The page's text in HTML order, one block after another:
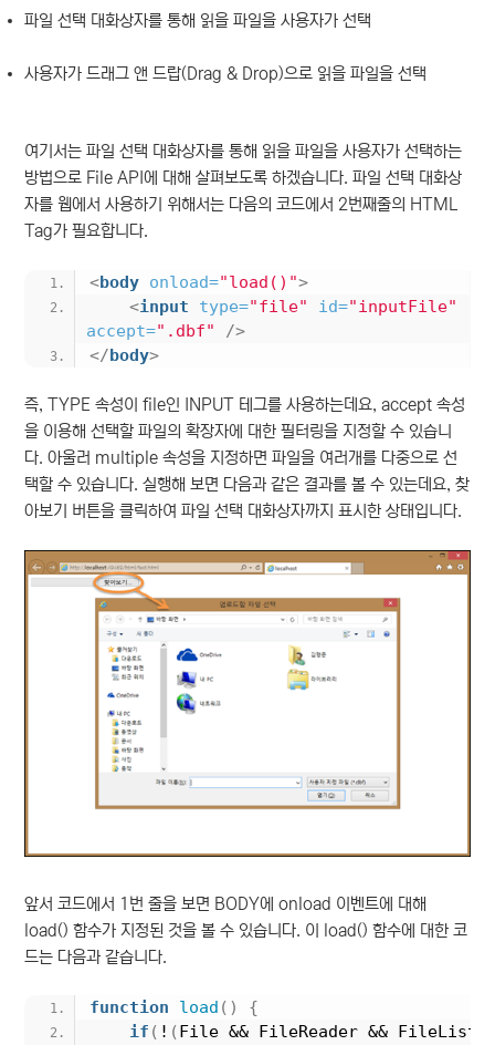
파일 선택 대화상자를 통해 읽을 파일을 사용자가 선택
사용자가 드래그 앤 드랍(Drag & Drop)으로 읽을 파일을 선택
여기서는 파일 선택 대화상자를 통해 읽을 파일을 사용자가 선택하는
방법으로 File API에 대해 살펴보도록 하겠습니다. 파일 선택 대화상
자를 웹에서 사용하기 위해서는 다음의 코드에서 2번째줄의 HTML
Tag가 필요합니다.
<body onload="load()">
<input type="file" id="inputFile"
accept=".dbf"
/>
</body>
즉, TYPE 속성이 file인 INPUT 테그를 사용하는데요, accept 속성
을 이용해 선택할 파일의 확장자에 대한 필터링을 지정할 수 있습니
다. 아울러 multiple 속성을 지정하면 파일을 여러개를 다중으로 선
택할 수 있습니다. 실행해 보면 다음과 같은 결과를 볼 수 있는데요, 찾
아보기 버튼을 클릭하여 파일 선택 대화상자까지 표시한 상태입니다.
앞서 코드에서 1번 줄을 보면 BODY에 onload 이벤트에 대해
load() 함수가 지정된 것을 볼 수 있습니다. 이 load() 함수에 대한 코
드는 다음과 같습니다.
function load ( )
{
if ( ! ( File && FileReader && FileList